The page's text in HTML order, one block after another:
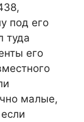
под его
туда
его
малые,